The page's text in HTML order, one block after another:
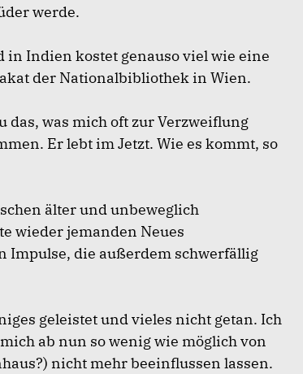
werde.
Indien kostet genauso viel wie eine
der Nationalbibliothek in Wien.
das, was mich oft zur Verzweiflung
Er lebt im Jetzt. Wie es kommt, so
älter und unbeweglich
wieder jemanden Neues
die außerdem schwerfällig
geleistet und vieles nicht getan. Ich
ab nun so wenig wie möglich von
nicht mehr beeinflussen lassen.